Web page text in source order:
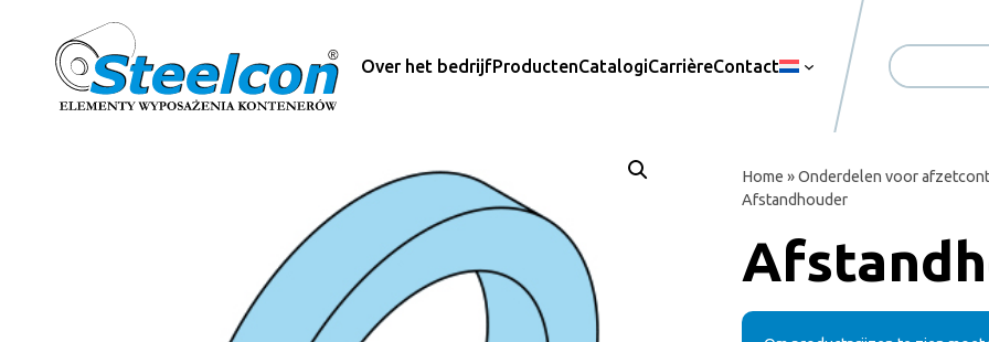
Over het bedrijfProductenCatalogiCarrièreContact
Home »Onderdelen voor
Afstandhouder